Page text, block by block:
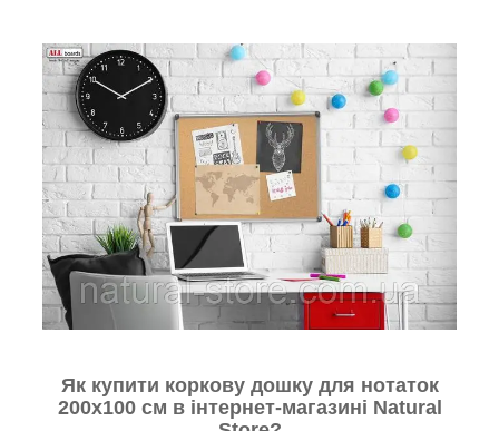
Як купити коркову дошку для нотаток
200х100 см в інтернет-магазині Natural